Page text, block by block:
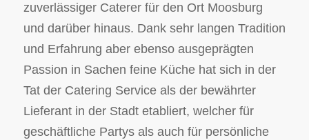
zuverlässiger Caterer für den Ort Moosburg
und darüber hinaus. Dank sehr langen Tradition
und Erfahrung aber ebenso ausgeprägten
Passion in Sachen feine Küche hat sich in der
Tat der Catering Service als der bewährter
Lieferant in der Stadt etabliert, welcher für
geschäftliche Partys als auch für persönliche